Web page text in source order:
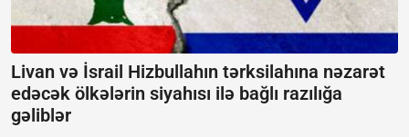
Livan və İsrail Hizbullahın tərksilahına nəzarət
edəcək ölkələrin siyahısı ilə bağlı razılığa
gəliblər